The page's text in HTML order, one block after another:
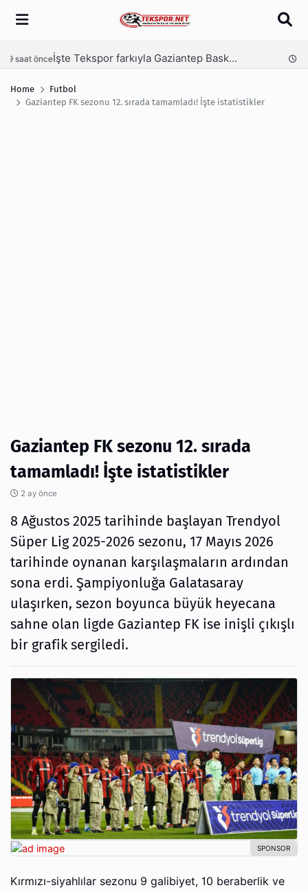
Arama
İşte Tekspor farkıyla Gaziantep Basketbol’un yeni yönetimi 1 gün önce
Home
Futbol
Gaziantep FK sezonu 12. sırada tamamladı! İşte istatistikler
Gaziantep FK sezonu 12. sırada
tamamladı! İşte istatistikler
2 ay önce
8 Ağustos 2025 tarihinde başlayan Trendyol
Süper Lig 2025-2026 sezonu, 17 Mayıs 2026
tarihinde oynanan karşılaşmaların ardından
sona erdi. Şampiyonluğa Galatasaray
ulaşırken, sezon boyunca büyük heyecana
sahne olan ligde Gaziantep FK ise inişli çıkışlı
bir grafik sergiledi.
Kırmızı-siyahlılar sezonu 9 galibiyet, 10 beraberlik ve